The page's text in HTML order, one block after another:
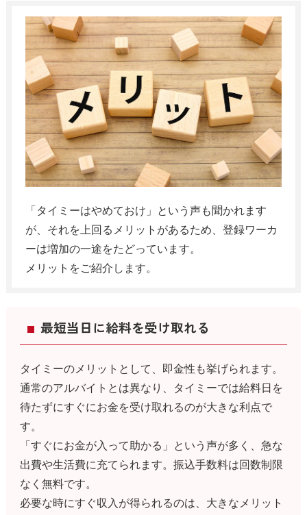
「タイミーはやめておけ」という声も聞かれます
が、それを上回るメリットがあるため、登録ワーカ
ーは増加の一途をたどっています。
メリットをご紹介します。
最短当日に給料を受け取れる
タイミーのメリットとして、即金性も挙げられます。
通常のアルバイトとは異なり、タイミーでは給料日を
待たずにすぐにお金を受け取れるのが大きな利点で
す。
「すぐにお金が入って助かる」という声が多く、急な
出費や生活費に充てられます。振込手数料は回数制限
なく無料です。
必要な時にすぐ収入が得られるのは、大きなメリット